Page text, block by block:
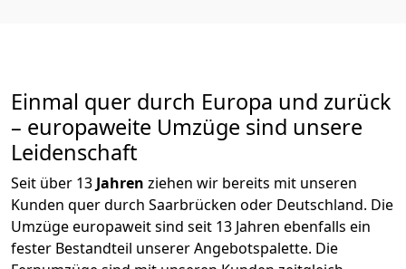
Einmal quer durch Europa und zurück
– europaweite Umzüge sind unsere
Leidenschaft
Seit über 13 Jahren ziehen wir bereits mit unseren
Kunden quer durch Saarbrücken oder Deutschland. Die
Umzüge europaweit sind seit 13 Jahren ebenfalls ein
fester Bestandteil unserer Angebotspalette. Die